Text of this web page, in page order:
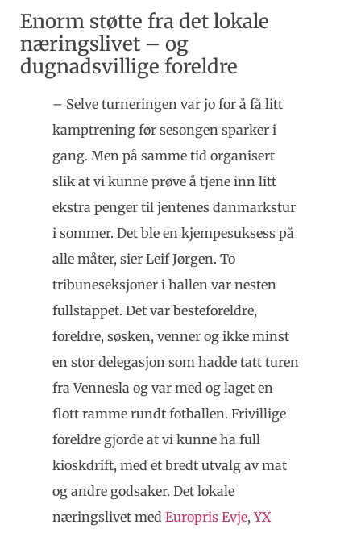
Enorm støtte fra det lokale
næringslivet – og
dugnadsvillige foreldre
– Selve turneringen var jo for å få litt
kamptrening før sesongen sparker i
gang. Men på samme tid organisert
slik at vi kunne prøve å tjene inn litt
ekstra penger til jentenes danmarkstur
i sommer. Det ble en kjempesuksess på
alle måter, sier Leif Jørgen. To
tribuneseksjoner i hallen var nesten
fullstappet. Det var besteforeldre,
foreldre, søsken, venner og ikke minst
en stor delegasjon som hadde tatt turen
fra Vennesla og var med og laget en
flott ramme rundt fotballen. Frivillige
foreldre gjorde at vi kunne ha full
kioskdrift, med et bredt utvalg av mat
og andre godsaker. Det lokale
næringslivet med Europris Evje,YX